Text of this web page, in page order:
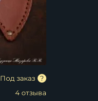
Под заказ
4 отзыва